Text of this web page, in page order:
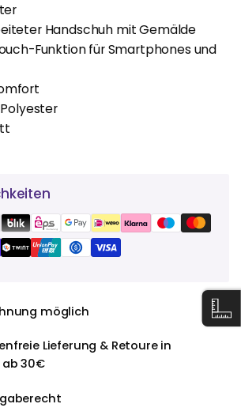
Handschuh mit Gemälde
Funktion für Smartphones und
Polyester
möglich
Lieferung & Retoure in
ab 30€